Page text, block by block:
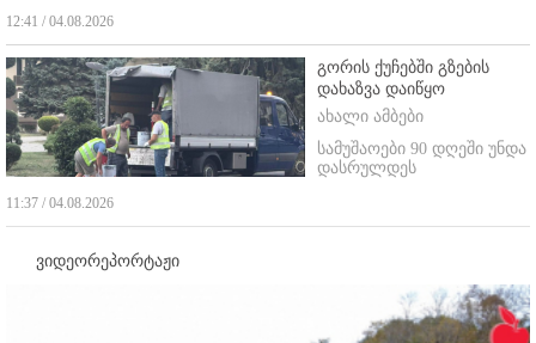
12:41 / 04.08.2026
გორის ქუჩებში გზების
დახაზვა დაიწყო
ახალი ამბები
სამუშაოები 90 დღეში უნდა
დასრულდეს
11:37 / 04.08.2026
ვიდეორეპორტაჟი